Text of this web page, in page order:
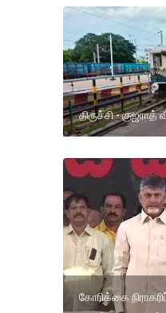
திருச்சி - குஜராத்
கோரிக்கை